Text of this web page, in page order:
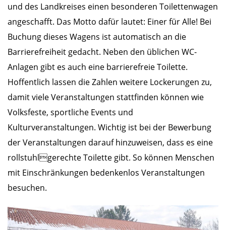
und des Landkreises einen besonderen Toilettenwagen
angeschafft. Das Motto dafür lautet: Einer für Alle! Bei
Buchung dieses Wagens ist automatisch an die
Barrierefreiheit gedacht. Neben den üblichen WC-
Anlagen gibt es auch eine barrierefreie Toilette.
Hoffentlich lassen die Zahlen weitere Lockerungen zu,
damit viele Veranstaltungen stattfinden können wie
Volksfeste, sportliche Events und
Kulturveranstaltungen. Wichtig ist bei der Bewerbung
der Veranstaltungen darauf hinzuweisen, dass es eine
rollstuhlgerechte Toilette gibt. So können Menschen
mit Einschränkungen bedenkenlos Veranstaltungen
besuchen.